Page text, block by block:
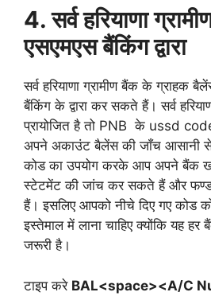
4. सर्व हरियाणा
एसएमएस बैंकिंग द्वारा
सर्व हरियाणा ग्रामीण बैंक के ग्राहक
बैंकिंग के द्वारा कर सकते हैं। सर्व
प्रायोजित है तो PNB के ussd
अपने अकाउंट बैलेंस की जाँच आसानी
कोड का उपयोग करके आप अपने बैंक
स्टेटमेंट की जांच कर सकते हैं और
हैं। इसलिए आपको नीचे दिए गए कोड
इस्तेमाल में लाना चाहिए क्योंकि यह
जरूरी है।
टाइप करे BAL<space><A/C